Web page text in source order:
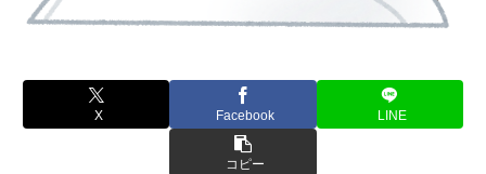
X Facebook LINE
コピー